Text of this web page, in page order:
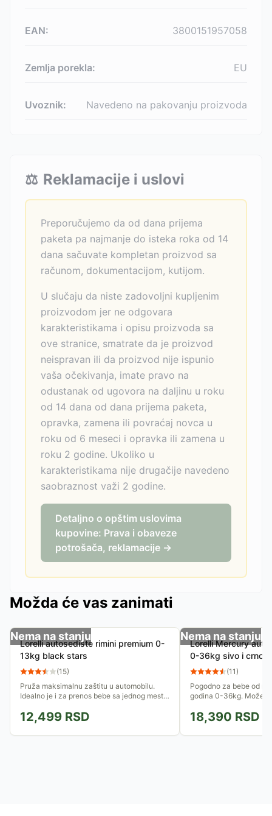
EAN: 3800151957058
Zemlja porekla: EU
Uvoznik: Navedeno na pakovanju proizvoda
⚖️ Reklamacije i uslovi
Preporučujemo da od dana prijema
paketa pa najmanje do isteka roka od 14
dana sačuvate kompletan proizvod sa
računom, dokumentacijom, kutijom.
U slučaju da niste zadovoljni kupljenim
proizvodom jer ne odgovara
karakteristikama i opisu proizvoda sa
ove stranice, smatrate da je proizvod
neispravan ili da proizvod nije ispunio
vaša očekivanja, imate pravo na
odustanak od ugovora na daljinu u roku
od 14 dana od dana prijema paketa,
opravka, zamena ili povraćaj novca u
roku od 6 meseci i opravka ili zamena u
roku 2 godine. Ukoliko u
karakteristikama nije drugačije navedeno
saobraznost važi 2 godine.
Detaljno o opštim uslovima
kupovine: Prava i obaveze
potrošača, reklamacije →
Možda će vas zanimati
Nema na stanju
Lorelli autosediste rimini premium 0-
13kg black stars
(15)
Pruža maksimalnu zaštitu u automobilu.
Idealno je i za prenos bebe sa jednog mesta
oblog dizajna....
12,499 RSD
Nema na stanju
Lorelli Mercury
0-36kg sivo i crno
(11)
Pogodno za bebe od
godina 0-36kg. Može
18kg. Pruža
18,390 RSD